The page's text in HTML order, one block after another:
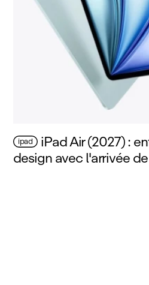
ipad iPad Air (2027) :
design avec l'arrivée